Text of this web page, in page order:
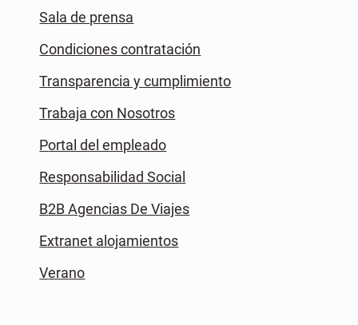
Sala de prensa
Condiciones contratación
Transparencia y cumplimiento
Trabaja con Nosotros
Portal del empleado
Responsabilidad Social
B2B Agencias De Viajes
Extranet alojamientos
Verano